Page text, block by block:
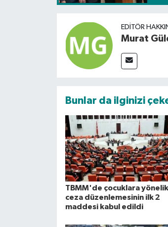
EDITÖR
Murat
Bunlar da ilginizi
TBMM'de çocuklara yönelik
ceza düzenlemesinin ilk 2
maddesi kabul edildi